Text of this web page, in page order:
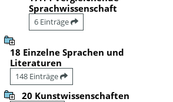
Sprachwissenschaft
6 Einträge
18 Einzelne Sprachen und
Literaturen
148 Einträge
20 Kunstwissenschaften